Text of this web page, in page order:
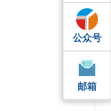
QQ
邮箱
QQ
邮箱
公众号
邮箱